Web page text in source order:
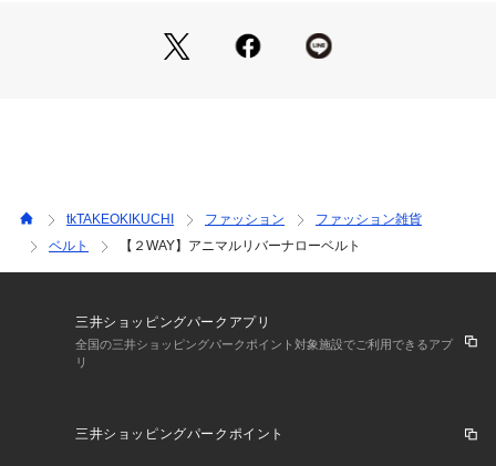
に、アソビ心とストリートの自由な発想を取り入れ、日本独自
のミックススタイルを提案します。
新商品や再入荷など、いち早くブランドの情報を受け取ること
ができます。
※照明の関係により、実際よりも色味が違って見える場合があ
ります。また、パソコン・スマートフォンなどの環境により、
若干製品と画像のカラーが異なる場合もございます。
tkTAKEOKIKUCHI ファッション
ファッション雑貨
ベルト
【２WAY】アニマルリバーナローベルト
三井ショッピングパークアプリ
全国の三井ショッピングパークポイント対象施設でご利用できるアプ
リ
三井ショッピングパークポイント